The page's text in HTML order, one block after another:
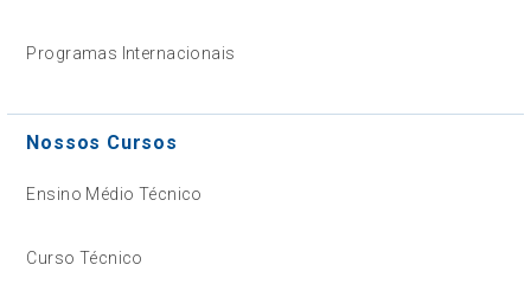
Programas Internacionais
Nossos Cursos
Ensino Médio Técnico
Curso Técnico